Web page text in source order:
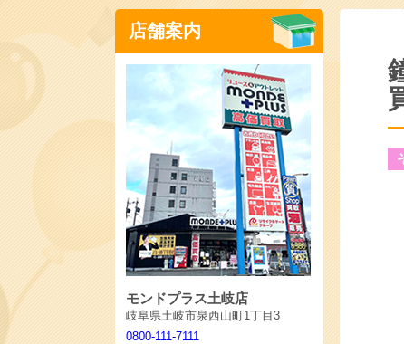
店舗案内
モンドプラス土岐店
岐阜県土岐市泉西山町1丁目3
0800-111-7111